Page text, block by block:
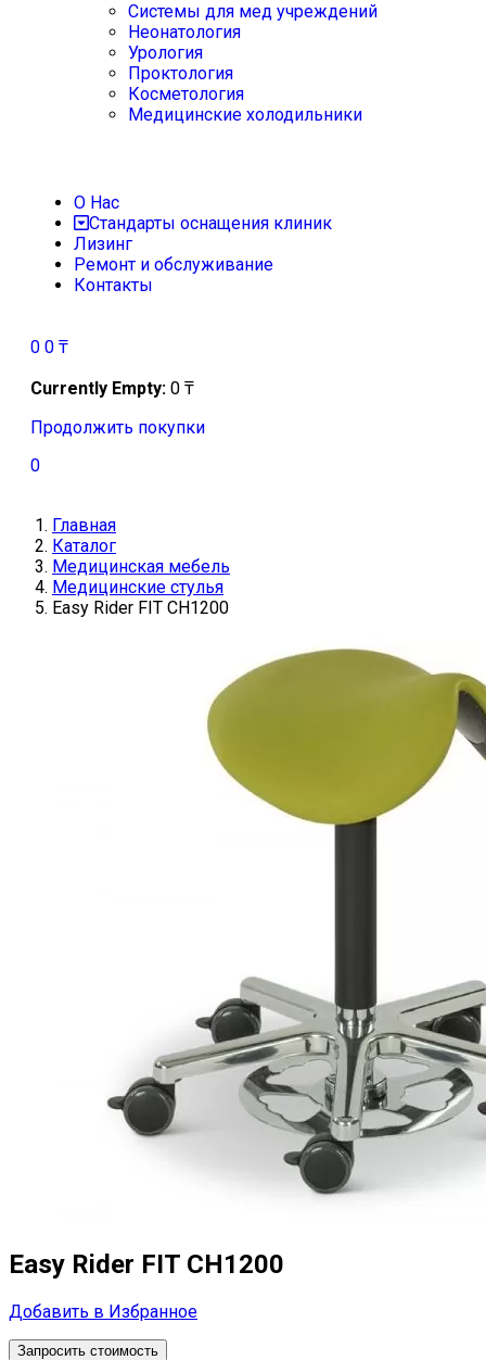
Системы для мед учреждений
Неонатология
Урология
Проктология
Косметология
Медицинские холодильники
О Нас
Стандарты оснащения клиник
Лизинг
Ремонт и обслуживание
Контакты
0 0 ₸
Currently Empty: 0 ₸
Продолжить покупки
0
Главная
Каталог
Медицинская мебель
Медицинские стулья
Easy Rider FIT CH1200
Easy Rider FIT CH1200
Добавить в Избранное
Запросить стоимость